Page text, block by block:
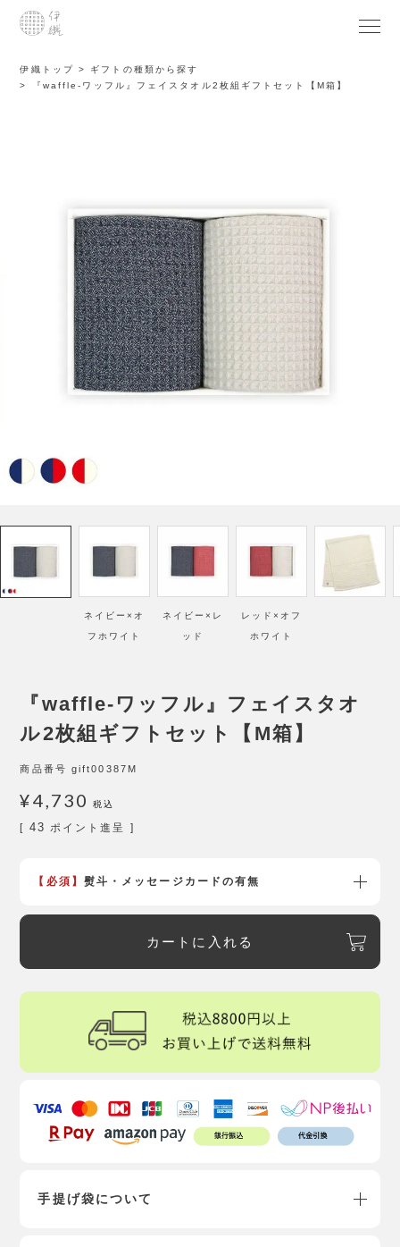
伊織トップ
ギフトの種類から探す
『waffle-ワッフル』フェイスタオル2枚組ギフトセット【M箱】
ネイビー×オ
フホワイト
ネイビー×レ
ッド
レッド×オフ
ホワイト
『waffle-ワッフル』フェイスタオ
ル2枚組ギフトセット【M箱】
商品番号 gift00387M
¥4,730 税込
[ 43 ポイント進呈 ]
【必須】 熨斗・メッセージカードの有無
カートに入れる
手提げ袋について